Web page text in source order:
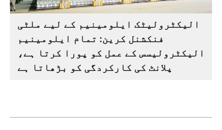
الیکٹرولیٹک ایلومینیم کے لیے ملٹی
فنکشنل کرین: تمام ایلومینیم
الیکٹرولیسس کے عمل کو پورا کرتا ہے،
پلانٹ کی کارکردگی کو بڑھاتا ہے